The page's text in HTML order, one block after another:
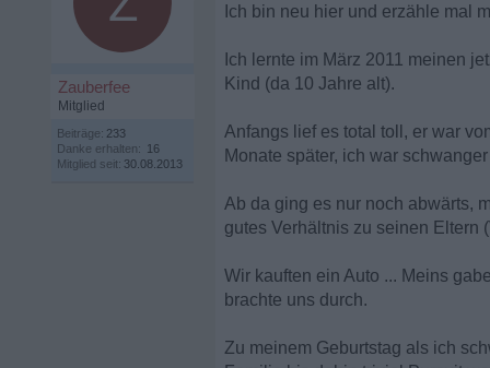
Zauberfee
Mitglied
Beiträge: 233
Danke erhalten: 16
Mitglied seit: 30.08.2013
Ich bin neu hier und erzähle mal
Ich lernte im März 2011 meinen
Kind (da 10 Jahre alt).
Anfangs lief es total toll, er war
Monate später, ich war
Ab da ging es nur noch abwärts,
gutes Verhältnis zu seinen Eltern
Wir kauften ein Auto ... Meins
brachte uns durch.
Zu meinem Geburtstag als ich